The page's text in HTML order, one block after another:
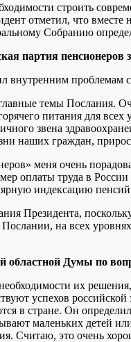
строить
отметил, что вместе
Собранию
партия пенсионеров
внутренним
темы
питания для
звена
наших граждан,
меня очень
оплаты труда в
индексацию
Президента,
на всех
областной Думы по
их
успехов
в стране. Он
маленьких детей
Считаю, это очень